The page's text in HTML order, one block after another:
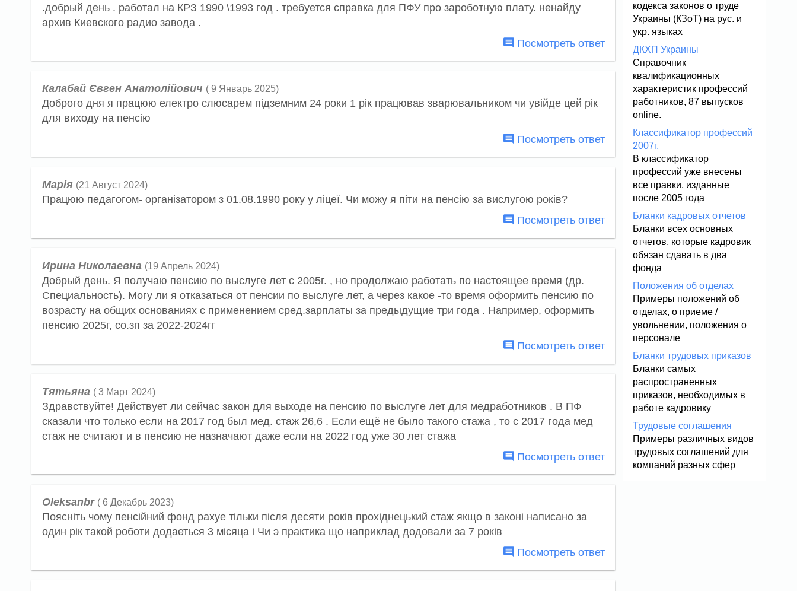
.добрый день . работал на КРЗ 1990 \1993 год . требуется справка для ПФУ про зароботную плату. ненайду
архив Киевского радио завода .
Посмотреть ответ
Калабай Євген Анатолійович ( 9 Январь 2025)
Доброго дня я працюю електро слюсарем підземним 24 роки 1 рік працював зварювальником чи увійде цей рік
для виходу на пенсію
Посмотреть ответ
Марія (21 Август 2024)
Працюю педагогом- організатором з 01.08.1990 року у ліцеї. Чи можу я піти на пенсію за вислугою років?
Посмотреть ответ
Ирина Николаевна (19 Апрель 2024)
Добрый день. Я получаю пенсию по выслуге лет с 2005г. , но продолжаю работать по настоящее время (др.
Специальность). Могу ли я отказаться от пенсии по выслуге лет, а через какое -то время оформить пенсию по
возрасту на общих основаниях с применением сред.зарплаты за предыдущие три года . Например, оформить
пенсию 2025г, со.зп за 2022-2024гг
Посмотреть ответ
Тятьяна ( 3 Март 2024)
Здравствуйте! Действует ли сейчас закон для выходе на пенсию по выслуге лет для медработников . В ПФ
сказали что только если на 2017 год был мед. стаж 26,6 . Если ещё не было такого стажа , то с 2017 года мед
стаж не считают и в пенсию не назначают даже если на 2022 год уже 30 лет стажа
Посмотреть ответ
Oleksanbr ( 6 Декабрь 2023)
Пояснiть чому пенсiйний фонд рахуе тiльки пiсля десяти рокiв прохiднецький стаж якщо в законi написано за
один рiк такой роботи додаеться 3 мiсяца i Чи э практика що наприклад додовали за 7 рокiв
Посмотреть ответ
кодекса законов о труде
Украины (КЗоТ) на рус. и
укр. языках
ДКХП Украины
Справочник
квалификационных
характеристик профессий
работников, 87 выпусков
online.
Классификатор профессий
2007г.
В классификатор
профессий уже внесены
все правки, изданные
после 2005 года
Бланки кадровых отчетов
Бланки всех основных
отчетов, которые кадровик
обязан сдавать в два
фонда
Положения об отделах
Примеры положений об
отделах, о приеме /
увольнении, положения о
персонале
Бланки трудовых приказов
Бланки самых
распространенных
приказов, необходимых в
работе кадровику
Трудовые соглашения
Примеры различных видов
трудовых соглашений для
компаний разных сфер